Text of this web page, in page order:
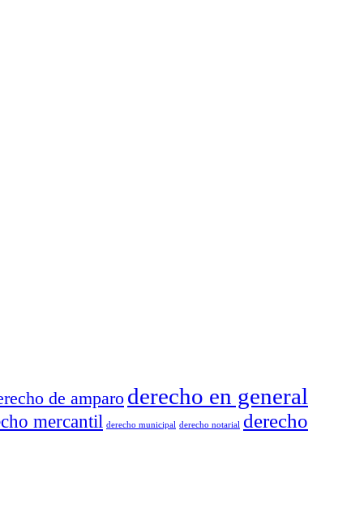
de amparoderecho en general
mercantil derecho municipal derecho notarial
derecho